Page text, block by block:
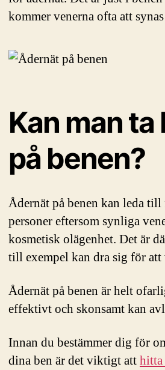
kommer venerna ofta att
Kan man
på benen?
Ådernät på benen kan leda
personer eftersom synliga
kosmetisk olägenhet. Det är
till exempel kan dra sig för att
Ådernät på benen är helt
effektivt och skonsamt kan
Innan du bestämmer dig för
dina ben är det viktigt att